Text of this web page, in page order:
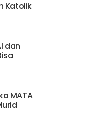
Katolik
dan
MATA